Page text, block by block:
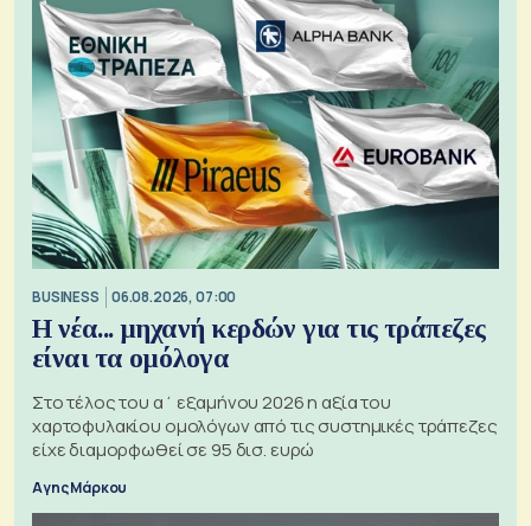
BUSINESS 06.08.2026, 07:00
Η νέα... μηχανή κερδών για τις τράπεζες
είναι τα ομόλογα
Στο τέλος του α΄ εξαμήνου 2026 η αξία του
χαρτοφυλακίου ομολόγων από τις συστημικές τράπεζες
είχε διαμορφωθεί σε 95 δισ. ευρώ
Αγης Μάρκου